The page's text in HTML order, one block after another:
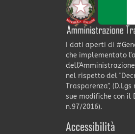
I dati aperti di
che implementato
nel rispetto del
Trasparenza",
sue modifiche con il
n.97/2016).
Accessibilità